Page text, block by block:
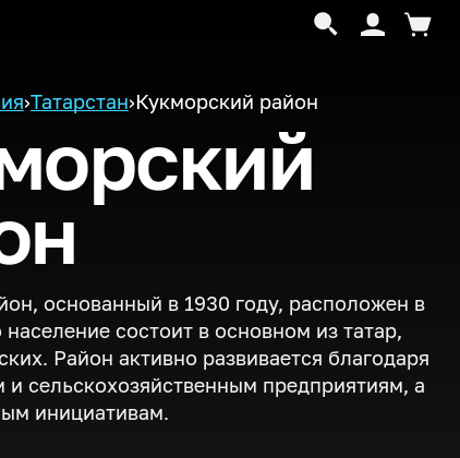
›Татарстан›Кукморский район
основанный в 1930 году, расположен в
население состоит в основном из татар,
Район активно развивается благодаря
сельскохозяйственным предприятиям, а
инициативам.